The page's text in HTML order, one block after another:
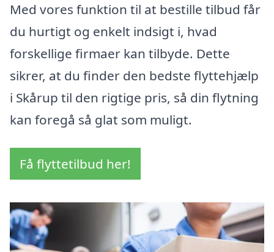
Med vores funktion til at bestille tilbud får
du hurtigt og enkelt indsigt i, hvad
forskellige firmaer kan tilbyde. Dette
sikrer, at du finder den bedste flyttehjælp
i Skårup til den rigtige pris, så din flytning
kan foregå så glat som muligt.
Få flyttetilbud her!